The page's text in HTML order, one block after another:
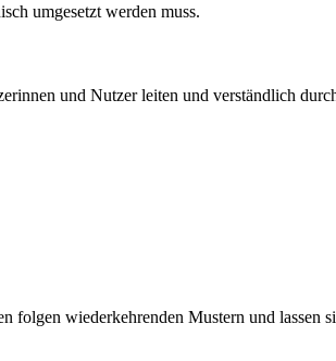
umgesetzt werden muss.
und Nutzer leiten und verständlich
wiederkehrenden Mustern und lassen